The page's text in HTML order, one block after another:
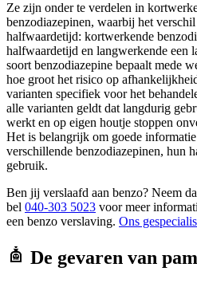
Ze zijn onder te verdelen in
benzodiazepinen, waarbij het
halfwaardetijd: kortwerkende
halfwaardetijd en langwerkende een
soort benzodiazepine bepaalt mede
hoe groot het risico op
varianten specifiek voor het
alle varianten geldt dat langdurig
werkt en op eigen houtje stoppen
Het is belangrijk om goede
verschillende benzodiazepinen, hun
gebruik.
Ben jij verslaafd aan benzo? Neem
bel 040-303 5023 voor meer
een benzo verslaving. Ons
De gevaren van